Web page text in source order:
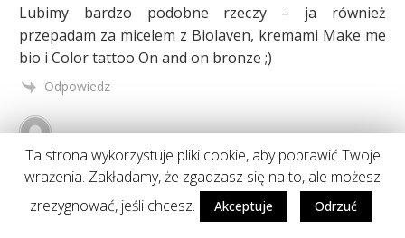
Lubimy bardzo podobne rzeczy – ja również
przepadam za micelem z Biolaven, kremami Make me
bio i Color tattoo On and on bronze ;)
Odpowiedz
AutreMe 10 lat temu
U mnie też świetnie sprawdza się Carmex, póki co nie
ma nic lepszego :)
Ta strona wykorzystuje pliki cookie, aby poprawić Twoje
wrażenia. Zakładamy, że zgadzasz się na to, ale możesz
zrezygnować, jeśli chcesz.
Akceptuje Odrzuć